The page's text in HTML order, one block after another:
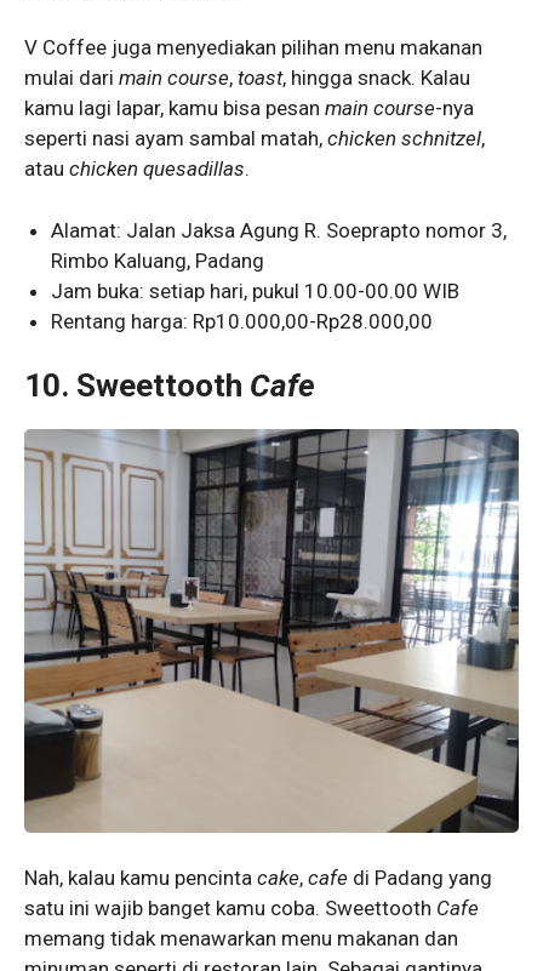
V Coffee juga menyediakan pilihan menu makanan
mulai dari main course, toast, hingga snack. Kalau
kamu lagi lapar, kamu bisa pesan main course-nya
seperti nasi ayam sambal matah, chicken schnitzel,
atau chicken quesadillas.
Alamat: Jalan Jaksa Agung R. Soeprapto nomor 3,
Rimbo Kaluang, Padang
Jam buka: setiap hari, pukul 10.00-00.00 WIB
Rentang harga: Rp10.000,00-Rp28.000,00
10. Sweettooth Cafe
Nah, kalau kamu pencinta cake, cafe di Padang yang
satu ini wajib banget kamu coba. Sweettooth Cafe
memang tidak menawarkan menu makanan dan